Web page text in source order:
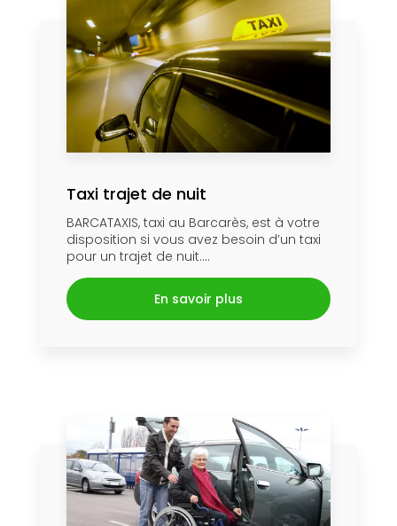
Taxi trajet de nuit
BARCATAXIS, taxi au Barcarès, est à votre
disposition si vous avez besoin d’un taxi
pour un trajet de nuit....
En savoir plus